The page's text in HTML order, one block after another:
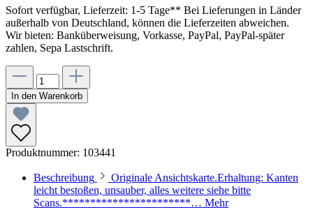
Sofort verfügbar, Lieferzeit: 1-5 Tage** Bei Lieferungen in Länder
außerhalb von Deutschland, können die Lieferzeiten abweichen.
Wir bieten: Banküberweisung, Vorkasse, PayPal, PayPal-später
zahlen, Sepa Lastschrift.
In den Warenkorb
Produktnummer: 103441
Beschreibung
Originale Ansichtskarte.Erhaltung: Kanten
leicht bestoßen, unsauber, alles weitere siehe bitte
Scans.***********************… Mehr